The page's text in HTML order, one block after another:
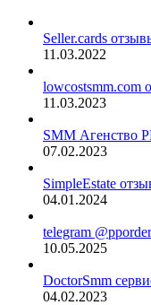
Seller.cards
11.03.2022
lowcostsmm.com
11.03.2023
SMM Агенство
07.02.2023
SimpleEstate
04.01.2024
telegram
10.05.2025
DoctorSmm
04.02.2023